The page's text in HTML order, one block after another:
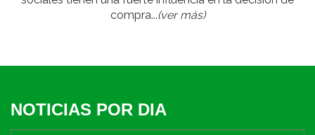
compra...(ver más)
NOTICIAS POR DIA